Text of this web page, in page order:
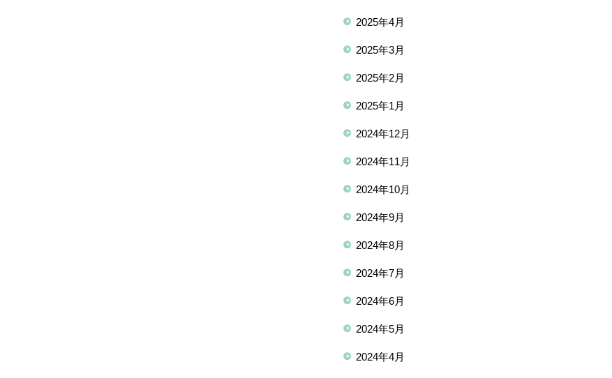
2025年4月
2025年3月
2025年2月
2025年1月
2024年12月
2024年11月
2024年10月
2024年9月
2024年8月
2024年7月
2024年6月
2024年5月
2024年4月